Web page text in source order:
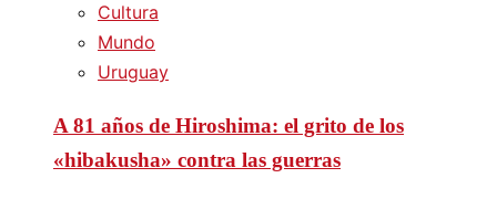
Cultura
Mundo
Uruguay
A 81 años de Hiroshima: el grito de los
«hibakusha» contra las guerras